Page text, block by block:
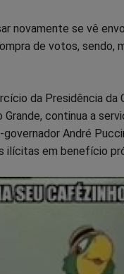
novamente se vê
de votos, sendo,
da Presidência da
Grande, continua a
André
ilícitas em benefício